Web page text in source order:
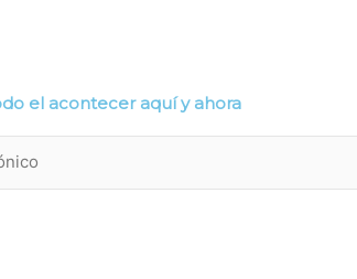
el acontecer aquí y ahora